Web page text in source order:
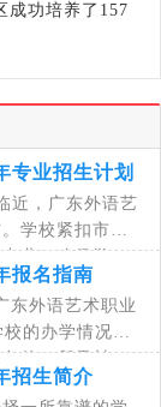
成功培养了157
专业招生计划
近，广东外语艺
学校紧扣市场
业，确保学
报名指南
东外语艺术职业
的办学情况与
件、所需材
招生简介